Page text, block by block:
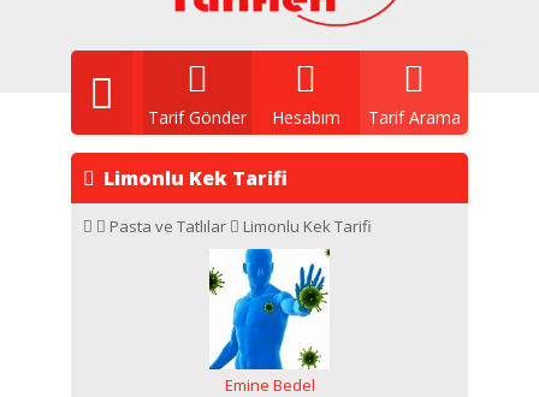
Tarif Arama
Hesabım
Tarif Gönder
Limonlu Kek Tarifi
Pasta ve Tatlılar Limonlu Kek Tarifi
Emine Bedel